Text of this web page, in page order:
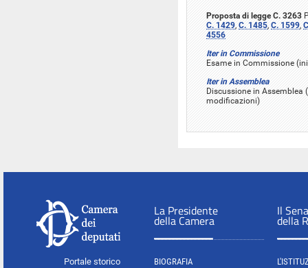
Proposta di legge C. 3263
C. 1429, C. 1485, C. 1599,
4556
Iter in Commissione
Esame in Commissione
Iter in Assemblea
Discussione in
modificazioni)
Portale storico
La Presidente
della Camera
BIOGRAFIA
Il
della